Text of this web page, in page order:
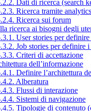
Dati di ricerca (search
Ricerca tramite analytics
Ricerca sui forum
ricerca ai bisogni degli
User stories per
Job stories per definire
Criteri di accettazione
dell’informazione
Definire l’architettura
Alberatura
Flussi di interazione
Sistemi di navigazione
Tipologie di contenuto